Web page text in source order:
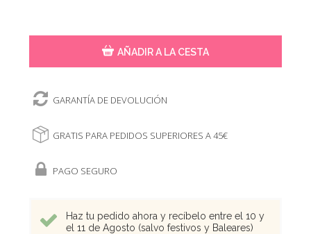
AÑADIR A LA CESTA
GARANTÍA DE DEVOLUCIÓN
GRATIS PARA PEDIDOS SUPERIORES A 45€
PAGO SEGURO
Haz tu pedido ahora y recíbelo entre el 10 y
el 11 de Agosto (salvo festivos y Baleares)